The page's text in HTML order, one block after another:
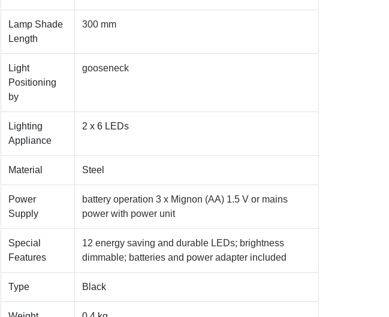
Lamp Shade
Length
300 mm
Light
Positioning
by
gooseneck
Lighting
Appliance
2 x 6 LEDs
Material Steel
Power
Supply
battery operation 3 x Mignon (AA) 1.5 V or mains
power with power unit
Special
Features
12 energy saving and durable LEDs; brightness
dimmable; batteries and power adapter included
Type Black